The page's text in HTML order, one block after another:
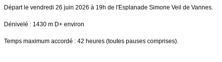
Départ le vendredi 26 juin 2026 à 19h de l'Esplanade Simone Veil de Vannes.
Dénivelé : 1430 m D+ environ
Temps maximum accordé : 42 heures (toutes pauses comprises).